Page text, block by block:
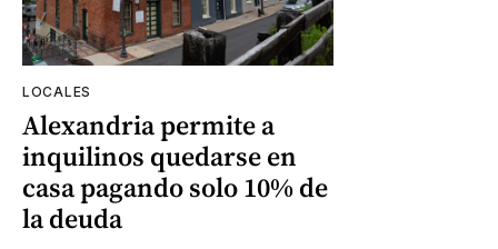
LOCALES
Alexandria permite a
inquilinos quedarse en
casa pagando solo 10% de
la deuda